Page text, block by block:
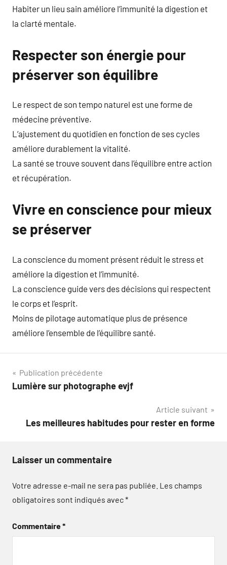
Habiter un lieu sain améliore l’immunité la digestion et
la clarté mentale.
Respecter son énergie pour
préserver son équilibre
Le respect de son tempo naturel est une forme de
médecine préventive.
L’ajustement du quotidien en fonction de ses cycles
améliore durablement la vitalité.
La santé se trouve souvent dans l’équilibre entre action
et récupération.
Vivre en conscience pour mieux
se préserver
La conscience du moment présent réduit le stress et
améliore la digestion et l’immunité.
La conscience guide vers des décisions qui respectent
le corps et l’esprit.
Moins de pilotage automatique plus de présence
améliore l’ensemble de l’équilibre santé.
Navigation
de
Publication précédente
Lumière sur photographe evjf
Article suivant
Les meilleures habitudes pour rester en forme
Laisser un commentaire
Votre adresse e-mail ne sera pas publiée. Les champs
obligatoires sont indiqués avec*
Commentaire*